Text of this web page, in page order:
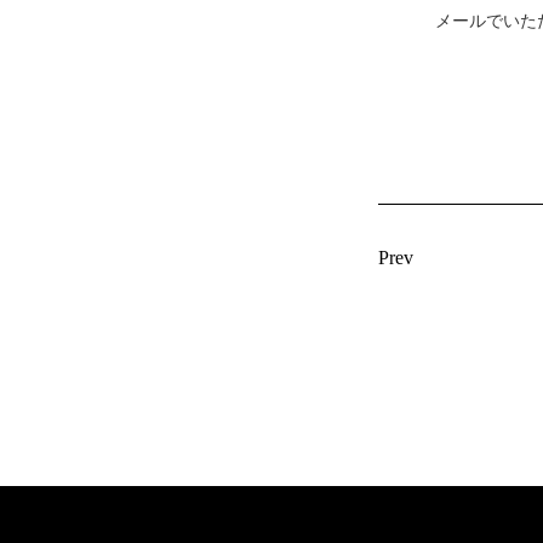
メールでい
Prev